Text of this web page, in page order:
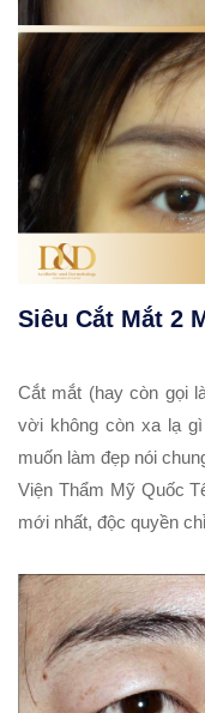
Siêu Cắt Mắt 2
Cắt mắt (hay còn gọi
vời không còn xa lạ
muốn làm đẹp nói
Viện Thẩm Mỹ Quốc
mới nhất, độc quyền